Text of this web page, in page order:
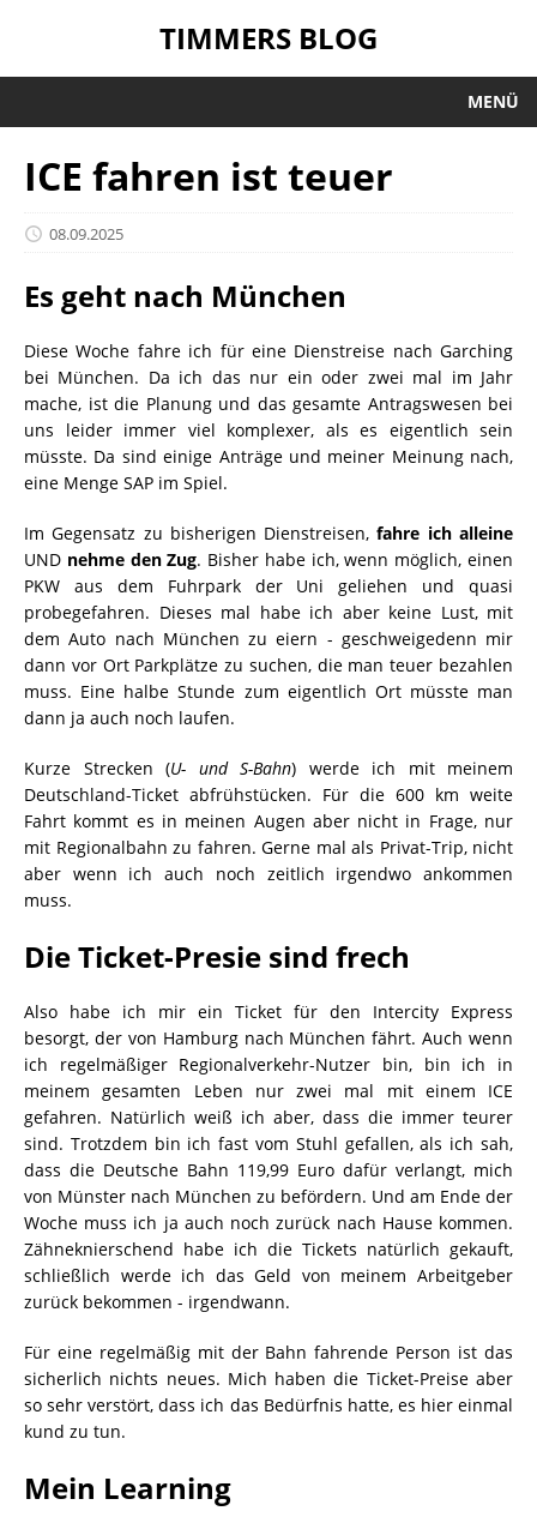
TIMMERS BLOG
MENÜ
ICE fahren ist teuer
08.09.2025
Es geht nach München
Diese Woche fahre ich für eine Dienstreise nach Garching
bei München. Da ich das nur ein oder zwei mal im Jahr
mache, ist die Planung und das gesamte Antragswesen bei
uns leider immer viel komplexer, als es eigentlich sein
müsste. Da sind einige Anträge und meiner Meinung nach,
eine Menge SAP im Spiel.
Im Gegensatz zu bisherigen Dienstreisen,fahre ich alleine
UND nehme den Zug. Bisher habe ich, wenn möglich, einen
PKW aus dem Fuhrpark der Uni geliehen und quasi
probegefahren. Dieses mal habe ich aber keine Lust, mit
dem Auto nach München zu eiern - geschweigedenn mir
dann vor Ort Parkplätze zu suchen, die man teuer bezahlen
muss. Eine halbe Stunde zum eigentlich Ort müsste man
dann ja auch noch laufen.
Kurze Strecken (U- und S-Bahn) werde ich mit meinem
Deutschland-Ticket abfrühstücken. Für die 600 km weite
Fahrt kommt es in meinen Augen aber nicht in Frage, nur
mit Regionalbahn zu fahren. Gerne mal als Privat-Trip, nicht
aber wenn ich auch noch zeitlich irgendwo ankommen
muss.
Die Ticket-Presie sind frech
Also habe ich mir ein Ticket für den Intercity Express
besorgt, der von Hamburg nach München fährt. Auch wenn
ich regelmäßiger Regionalverkehr-Nutzer bin, bin ich in
meinem gesamten Leben nur zwei mal mit einem ICE
gefahren. Natürlich weiß ich aber, dass die immer teurer
sind. Trotzdem bin ich fast vom Stuhl gefallen, als ich sah,
dass die Deutsche Bahn 119,99 Euro dafür verlangt, mich
von Münster nach München zu befördern. Und am Ende der
Woche muss ich ja auch noch zurück nach Hause kommen.
Zähneknierschend habe ich die Tickets natürlich gekauft,
schließlich werde ich das Geld von meinem Arbeitgeber
zurück bekommen - irgendwann.
Für eine regelmäßig mit der Bahn fahrende Person ist das
sicherlich nichts neues. Mich haben die Ticket-Preise aber
so sehr verstört, dass ich das Bedürfnis hatte, es hier einmal
kund zu tun.
Mein Learning